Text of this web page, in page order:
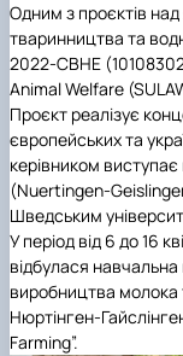
Одним з проєктів
тваринництва та
2022-CBHE
Animal Welfare
Проєкт реалізує
європейських та
керівником
(Nuertingen-
Шведським
У період від 6 до 16
відбулася
виробництва молока
Нюртінген-
Farming”.